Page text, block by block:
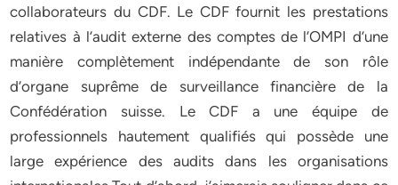
collaborateurs du CDF. Le CDF fournit les prestations
relatives à l’audit externe des comptes de l’OMPI d’une
manière complètement indépendante de son rôle
d’organe suprême de surveillance financière de la
Confédération suisse. Le CDF a une équipe de
professionnels hautement qualifiés qui possède une
large expérience des audits dans les organisations